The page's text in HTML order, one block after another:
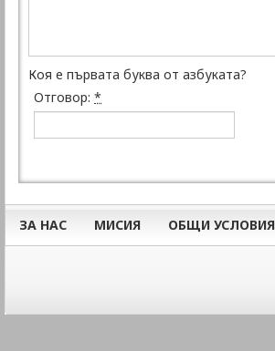
Коя е първата буква от азбуката?
Отговор: *
ЗА НАС МИСИЯ ОБЩИ УСЛОВИЯ